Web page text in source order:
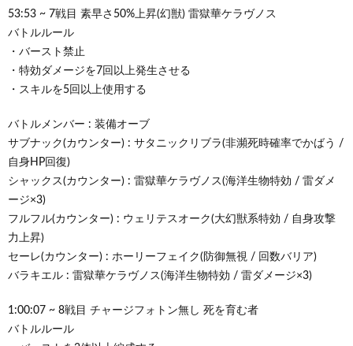
53:53 ~ 7戦目 素早さ50%上昇(幻獣) 雷獄華ケラヴノス
バトルルール
・バースト禁止
・特効ダメージを7回以上発生させる
・スキルを5回以上使用する
バトルメンバー : 装備オーブ
サブナック(カウンター) : サタニックリブラ(非瀕死時確率でかばう /
自身HP回復)
シャックス(カウンター) : 雷獄華ケラヴノス(海洋生物特効 / 雷ダメ
ージ×3)
フルフル(カウンター) : ウェリテスオーク(大幻獣系特効 / 自身攻撃
力上昇)
セーレ(カウンター) : ホーリーフェイク(防御無視 / 回数バリア)
バラキエル : 雷獄華ケラヴノス(海洋生物特効 / 雷ダメージ×3)
1:00:07 ~ 8戦目 チャージフォトン無し 死を育む者
バトルルール